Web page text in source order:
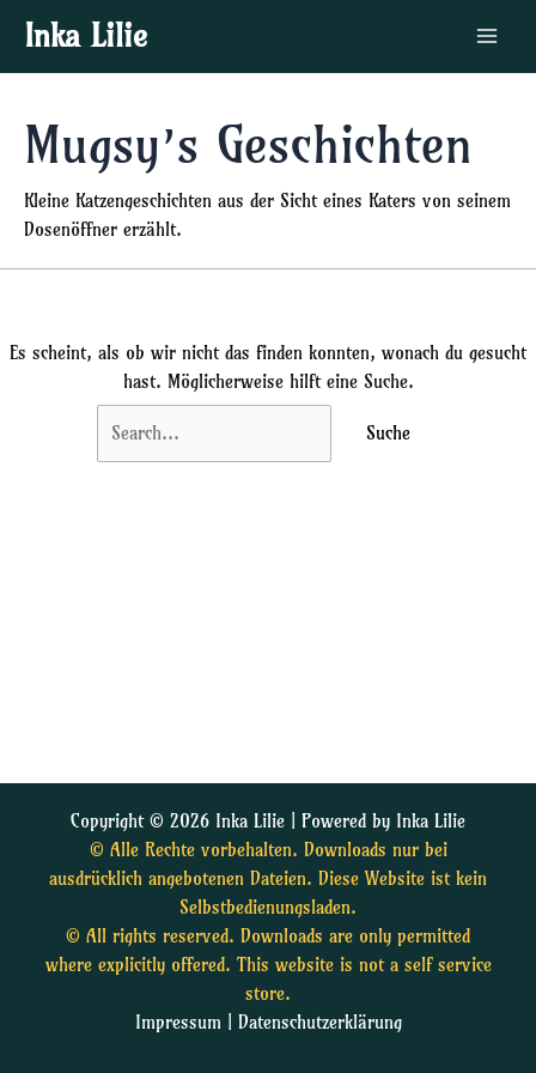
Inhalt
springen
Inka Lilie
Main
Menu
Mugsy’s Geschichten
Kleine Katzengeschichten aus der Sicht eines Katers von seinem
Dosenöffner erzählt.
Es scheint, als ob wir nicht das finden konnten, wonach du gesucht
hast. Möglicherweise hilft eine Suche.
nach:
Copyright © 2026 Inka Lilie | Powered by Inka Lilie
© Alle Rechte vorbehalten. Downloads nur bei
ausdrücklich angebotenen Dateien. Diese Website ist kein
Selbstbedienungsladen.
© All rights reserved. Downloads are only permitted
where explicitly offered. This website is not a self service
store.
Impressum| Datenschutzerklärung